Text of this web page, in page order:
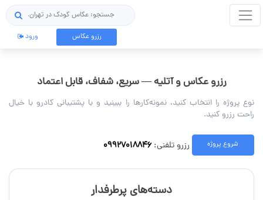
جستجو
رزرو عکاس ورود
رزرو عکاس و آتلیه — سریع، شفاف، قابل اعتماد
نوع پروژه را انتخاب کنید، نمونه‌کارها را ببینید و با پشتیبانی کادرو با خیال
راحت رزرو کنید.
شروع پروژه رزرو تلفنی:۰۹۹۲۷۰۱۸۸۴۶
دسته‌های پرطرفدار